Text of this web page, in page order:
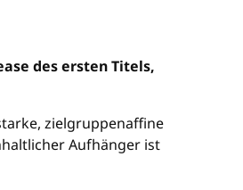
des ersten Titels,
zielgruppenaffine
Aufhänger ist